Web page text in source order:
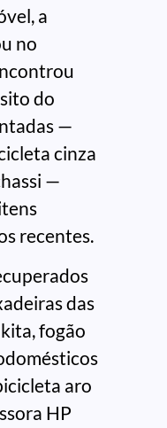
a
no
do
—
cinza
—
recentes.
das
fogão
aro
HP